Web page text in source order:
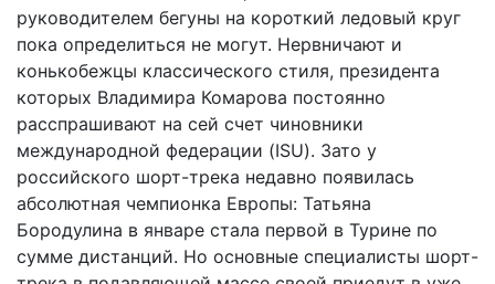
руководителем бегуны на короткий ледовый круг
пока определиться не могут. Нервничают и
конькобежцы классического стиля, президента
которых Владимира Комарова постоянно
расспрашивают на сей счет чиновники
международной федерации (ISU). Зато у
российского шорт-трека недавно появилась
абсолютная чемпионка Европы: Татьяна
Бородулина в январе стала первой в Турине по
сумме дистанций. Но основные специалисты шорт-